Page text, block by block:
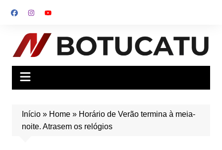
para
conteúdo
Início» Home» Horário de Verão termina à meia-
noite. Atrasem os relógios